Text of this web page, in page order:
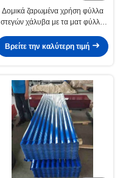
Δομικά ζαρωμένα χρήση φύλλα
στεγών χάλυβα με τα ματ φύλλα
επιφάνεια
Βρείτε την καλύτερη τιμή